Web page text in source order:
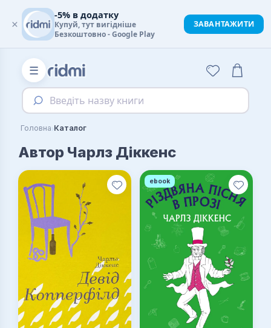
☰
Введіть назву книги
Головна›Каталог
Автор Чарлз Діккенс
ebook
×
-5% в додатку
Купуй, тут вигідніше
Безкоштовно - Google Play
ЗАВАНТАЖИТИ